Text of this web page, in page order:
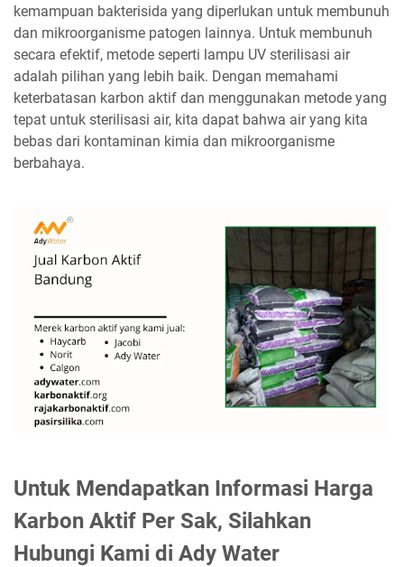
kemampuan bakterisida yang diperlukan untuk membunuh
dan mikroorganisme patogen lainnya. Untuk membunuh
secara efektif, metode seperti lampu UV sterilisasi air
adalah pilihan yang lebih baik. Dengan memahami
keterbatasan karbon aktif dan menggunakan metode yang
tepat untuk sterilisasi air, kita dapat bahwa air yang kita
bebas dari kontaminan kimia dan mikroorganisme
berbahaya.
Untuk Mendapatkan Informasi Harga
Karbon Aktif Per Sak, Silahkan
Hubungi Kami di Ady Water